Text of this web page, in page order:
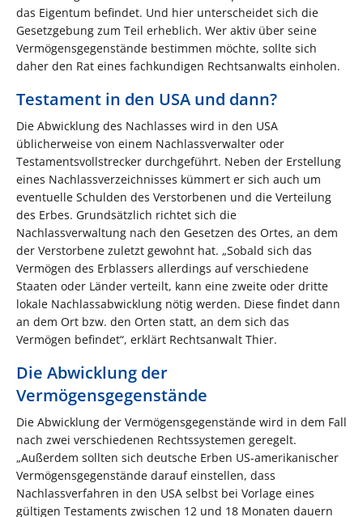
das Eigentum befindet. Und hier unterscheidet sich die
Gesetzgebung zum Teil erheblich. Wer aktiv über seine
Vermögensgegenstände bestimmen möchte, sollte sich
daher den Rat eines fachkundigen Rechtsanwalts einholen.
Testament in den USA und dann?
Die Abwicklung des Nachlasses wird in den USA
üblicherweise von einem Nachlassverwalter oder
Testamentsvollstrecker durchgeführt. Neben der Erstellung
eines Nachlassverzeichnisses kümmert er sich auch um
eventuelle Schulden des Verstorbenen und die Verteilung
des Erbes. Grundsätzlich richtet sich die
Nachlassverwaltung nach den Gesetzen des Ortes, an dem
der Verstorbene zuletzt gewohnt hat. „Sobald sich das
Vermögen des Erblassers allerdings auf verschiedene
Staaten oder Länder verteilt, kann eine zweite oder dritte
lokale Nachlassabwicklung nötig werden. Diese findet dann
an dem Ort bzw. den Orten statt, an dem sich das
Vermögen befindet“, erklärt Rechtsanwalt Thier.
Die Abwicklung der
Vermögensgegenstände
Die Abwicklung der Vermögensgegenstände wird in dem Fall
nach zwei verschiedenen Rechtssystemen geregelt.
„Außerdem sollten sich deutsche Erben US-amerikanischer
Vermögensgegenstände darauf einstellen, dass
Nachlassverfahren in den USA selbst bei Vorlage eines
gültigen Testaments zwischen 12 und 18 Monaten dauern